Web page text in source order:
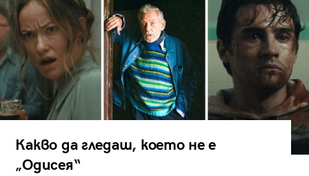
Какво да гледаш, което не е
„Одисея“